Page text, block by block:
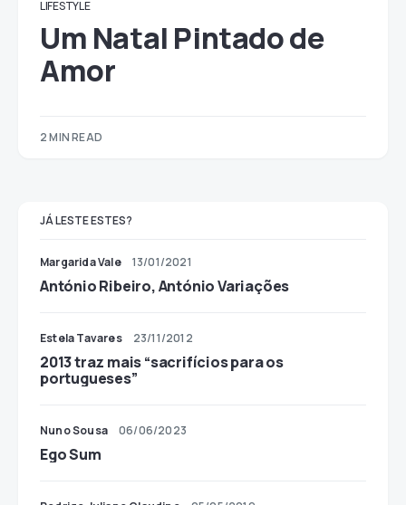
LIFESTYLE
Um Natal Pintado de
Amor
2 MIN READ
JÁ LESTE ESTES?
Margarida Vale 13/01/2021
António Ribeiro, António Variações
Estela Tavares 23/11/2012
2013 traz mais “sacrifícios para os
portugueses”
Nuno Sousa 06/06/2023
Ego Sum